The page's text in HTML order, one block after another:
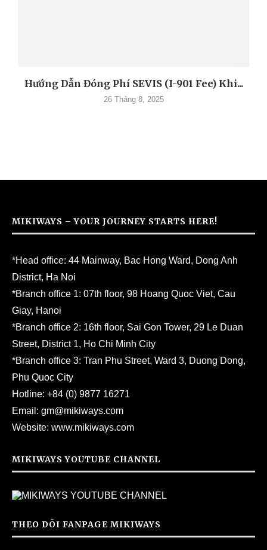
Hướng Dẫn Đóng Phí SEVIS (I-901 Fee) Khi...
26 Tháng 8, 2025
MIKIWAYS – YOUR JOURNEY STARTS HERE!
*Head office: 44 Mainway, Bac Hong Ward, Dong Anh
District, Ha Noi
*Branch office 1: 07th floor, 98 Hoang Quoc Viet, Cau
Giay, Hanoi
*Branch office 2: 16th floor, Sai Gon Tower, 29 Le Duan
Street, District 1, Ho Chi Minh City
*Branch office 3: Tran Phu Street, Ward 3, Duong Dong,
Phu Quoc City
Hotline: +84 (0) 9877 16271
Email: gm@mikiways.com
Website: www.mikiways.com
MIKIWAYS YOUTUBE CHANNEL
THEO DÕI FANPAGE MIKIWAYS